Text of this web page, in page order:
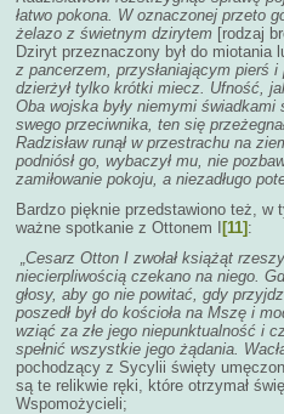
łatwo pokona. W oznaczonej przeto
żelazo z świetnym dzirytem [rodzaj
Dziryt przeznaczony był do miotania
z pancerzem, przysłaniającym pierś i
dzierżył tylko krótki miecz. Ufność,
Oba wojska były niemymi świadkami
swego przeciwnika, ten się
Radzisław runął w przestrachu na
podniósł go, wybaczył mu, nie
zamiłowanie pokoju, a niezadługo
Bardzo pięknie przedstawiono też, w
ważne spotkanie z Ottonem I
[11] :
„Cesarz Otton I zwołał książąt
niecierpliwością czekano na niego.
głosy, aby go nie powitać, gdy
poszedł był do kościoła na Mszę i
wziąć za złe jego niepunktualność i
spełnić wszystkie jego żądania.
pochodzący z Sycylii święty
są te relikwie ręki, które otrzymał
Wspomożycieli;